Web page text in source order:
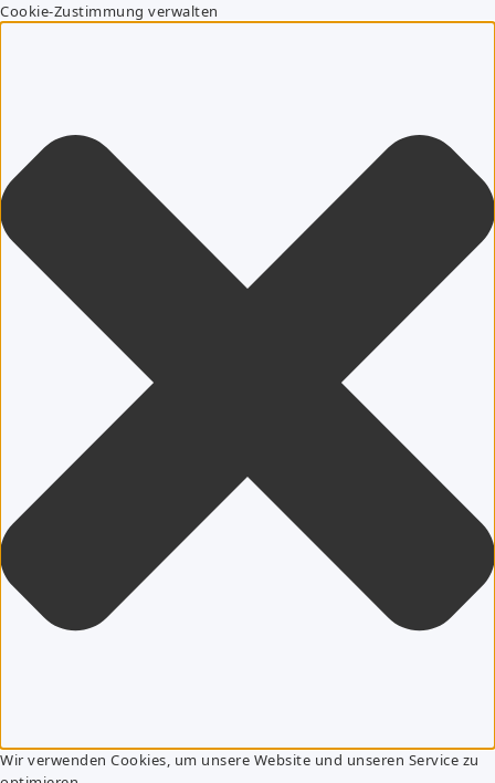
Cookie-Zustimmung verwalten
Wir verwenden Cookies, um unsere Website und unseren Service zu